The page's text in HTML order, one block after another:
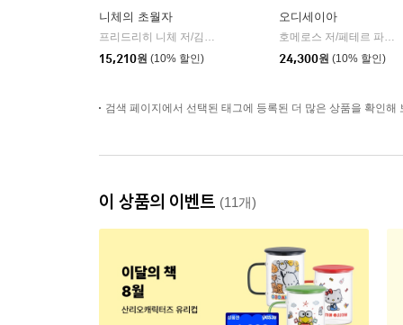
니체의 초월자
프리드리히 니체 저/김철 편역
15,210원 (10% 할인)
오디세이아
호메로스 저/페테르 파울 루벤스 그림/박문재 역
24,300원 (10% 할인)
검색 페이지에서 선택된 태그에 등록된 더 많은 상품을 확인해
이 상품의 이벤트 (11개)